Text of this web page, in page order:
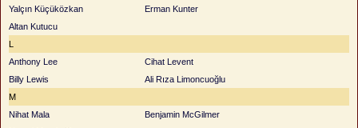
Yalçın Küçüközkan
Erman Kunter
Altan Kutucu
L
Anthony Lee
Cihat Levent
Billy Lewis
Ali Rıza Limoncuoğlu
M
Nihat Mala
Benjamin McGilmer